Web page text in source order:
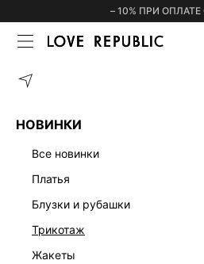
– 10% ПРИ
НОВИНКИ
все новинки
платья
блузки и рубашки
трикотаж
жакеты
ГЛАВНАЯ